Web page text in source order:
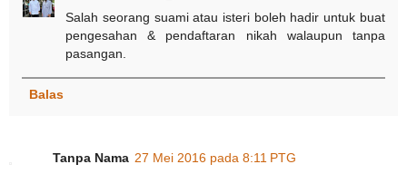
Salah seorang suami atau isteri boleh hadir untuk buat
pengesahan & pendaftaran nikah walaupun tanpa
pasangan.
Balas
Tanpa Nama 27 Mei 2016 pada 8:11 PTG